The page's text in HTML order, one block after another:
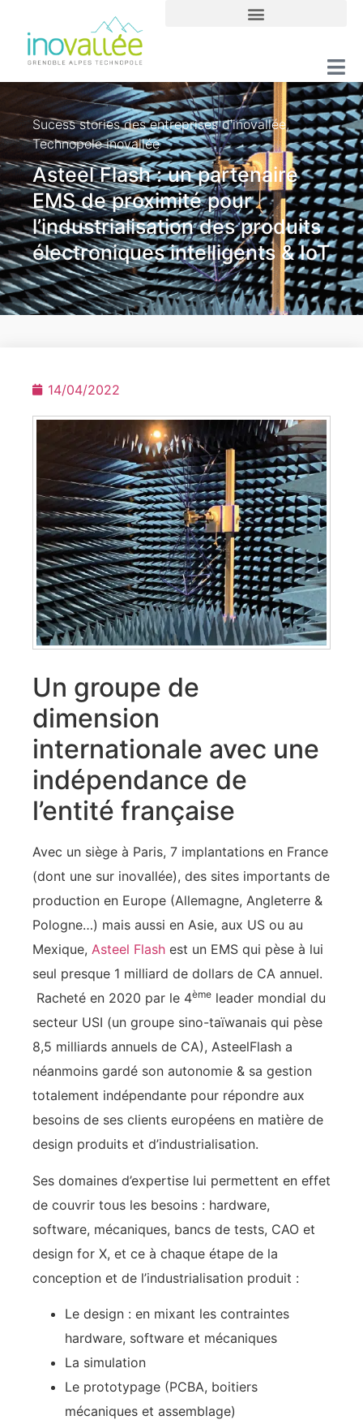
Sucess stories des entreprises d'inovallée,
Technopole inovallée
Asteel Flash : un partenaire
EMS de proximité pour
l’industrialisation des produits
électroniques intelligents & IoT
14/04/2022
Un groupe de
dimension
internationale avec une
indépendance de
l’entité française
Avec un siège à Paris, 7 implantations en France
(dont une sur inovallée), des sites importants de
production en Europe (Allemagne, Angleterre &
Pologne…) mais aussi en Asie, aux US ou au
Mexique, Asteel Flash est un EMS qui pèse à lui
seul presque 1 milliard de dollars de CA annuel.
Racheté en 2020 par le 4ème leader mondial du
secteur USI (un groupe sino-taïwanais qui pèse
8,5 milliards annuels de CA), AsteelFlash a
néanmoins gardé son autonomie & sa gestion
totalement indépendante pour répondre aux
besoins de ses clients européens en matière de
design produits et d’industrialisation.
Ses domaines d’expertise lui permettent en effet
de couvrir tous les besoins : hardware,
software, mécaniques, bancs de tests, CAO et
design for X, et ce à chaque étape de la
conception et de l’industrialisation produit :
Le design : en mixant les contraintes
hardware, software et mécaniques
La simulation
Le prototypage (PCBA, boitiers
mécaniques et assemblage)